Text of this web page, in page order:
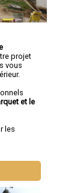
projet
vous
et le
les